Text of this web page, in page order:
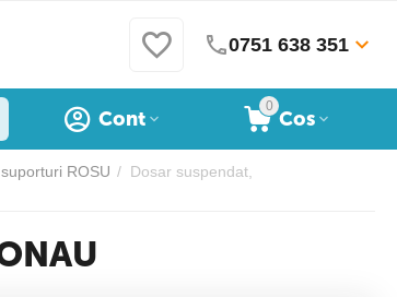
0751 638 351
0
Cos
Cont
ROSU / Dosar suspendat,